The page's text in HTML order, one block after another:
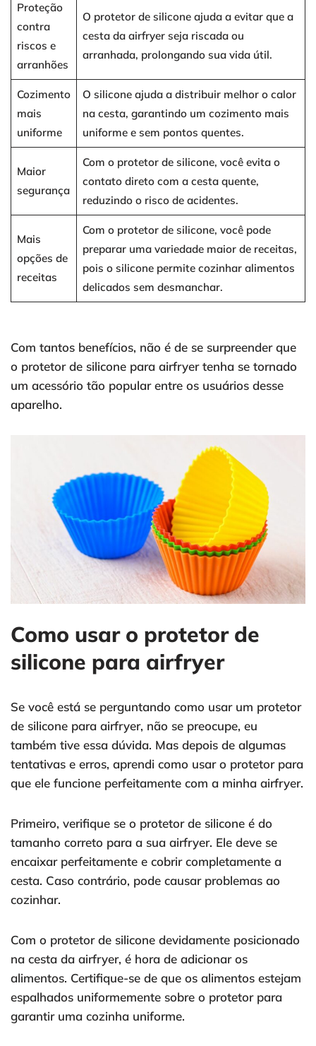
Proteção
contra
riscos e
arranhões
O protetor de silicone ajuda a evitar que a
cesta da airfryer seja riscada ou
arranhada, prolongando sua vida útil.
Cozimento
mais
uniforme
O silicone ajuda a distribuir melhor o calor
na cesta, garantindo um cozimento mais
uniforme e sem pontos quentes.
Maior
segurança
Com o protetor de silicone, você evita o
contato direto com a cesta quente,
reduzindo o risco de acidentes.
Mais
opções de
receitas
Com o protetor de silicone, você pode
preparar uma variedade maior de receitas,
pois o silicone permite cozinhar alimentos
delicados sem desmanchar.
Com tantos benefícios, não é de se surpreender que
o protetor de silicone para airfryer tenha se tornado
um acessório tão popular entre os usuários desse
aparelho.
Como usar o protetor de
silicone para airfryer
Se você está se perguntando como usar um protetor
de silicone para airfryer, não se preocupe, eu
também tive essa dúvida. Mas depois de algumas
tentativas e erros, aprendi como usar o protetor para
que ele funcione perfeitamente com a minha airfryer.
Primeiro, verifique se o protetor de silicone é do
tamanho correto para a sua airfryer. Ele deve se
encaixar perfeitamente e cobrir completamente a
cesta. Caso contrário, pode causar problemas ao
cozinhar.
Com o protetor de silicone devidamente posicionado
na cesta da airfryer, é hora de adicionar os
alimentos. Certifique-se de que os alimentos estejam
espalhados uniformemente sobre o protetor para
garantir uma cozinha uniforme.